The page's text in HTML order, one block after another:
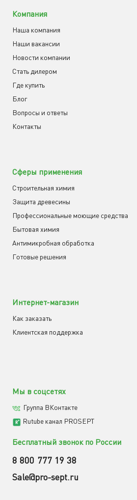
Компания
Наша компания
Наши вакансии
Новости компании
Cтать дилером
Где купить
Блог
Вопросы и ответы
Контакты
Сферы применения
Строительная химия
Защита древесины
Профессиональные моющие средства
Бытовая химия
Антимикробная обработка
Готовые решения
Интернет-магазин
Как заказать
Клиентская поддержка
Мы в соцсетях
Группа ВКонтакте
Rutube канал PROSEPT
Бесплатный звонок по России
8 800 777 19 38
Sale@pro-sept.ru